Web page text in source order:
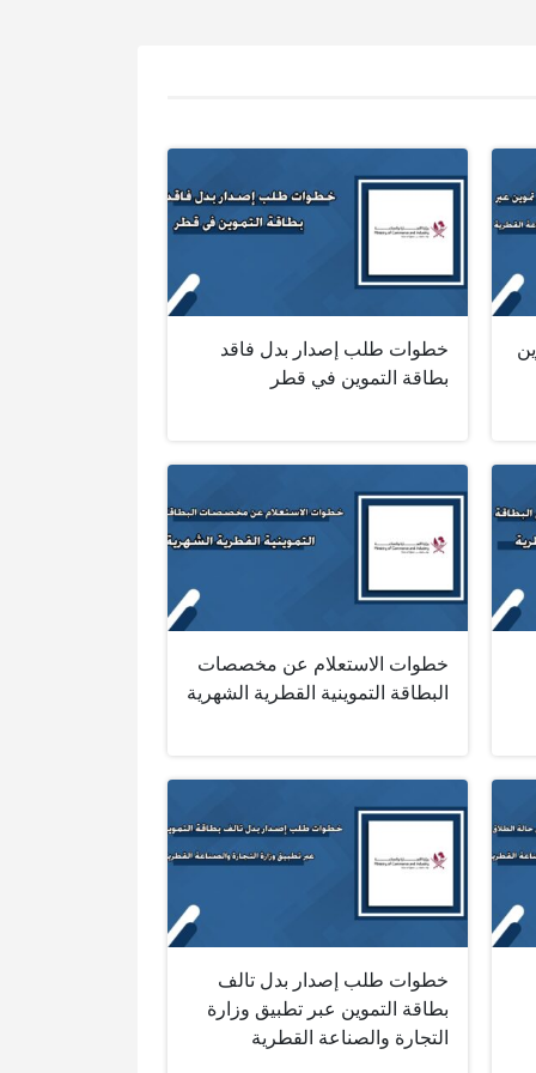
خطوات طلب إصدار بدل فاقد
بطاقة التموين في قطر
خطوات الاستعلام عن مخصصات
البطاقة التموينية القطرية الشهرية
خطوات طلب إصدار بدل تالف
بطاقة التموين عبر تطبيق وزارة
التجارة والصناعة القطرية